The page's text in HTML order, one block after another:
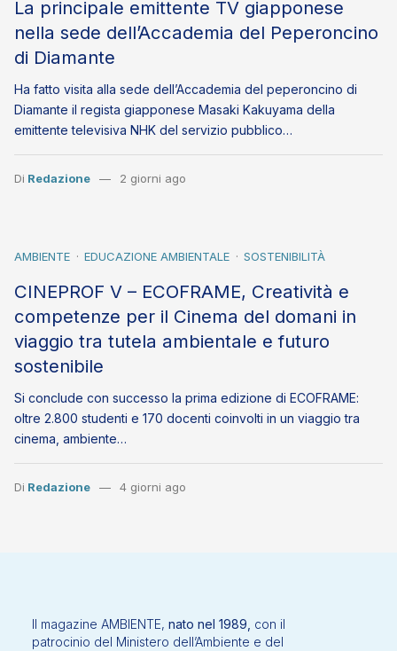
La principale emittente TV giapponese
nella sede dell’Accademia del Peperoncino
di Diamante
Ha fatto visita alla sede dell’Accademia del peperoncino di
Diamante il regista giapponese Masaki Kakuyama della
emittente televisiva NHK del servizio pubblico…
Di Redazione 2 giorni ago
AMBIENTE EDUCAZIONE AMBIENTALE SOSTENIBILITÀ
CINEPROF V – ECOFRAME, Creatività e
competenze per il Cinema del domani in
viaggio tra tutela ambientale e futuro
sostenibile
Si conclude con successo la prima edizione di ECOFRAME:
oltre 2.800 studenti e 170 docenti coinvolti in un viaggio tra
cinema, ambiente…
Di Redazione 4 giorni ago
Il magazine AMBIENTE, nato nel 1989, con il
patrocinio del Ministero dell’Ambiente e del